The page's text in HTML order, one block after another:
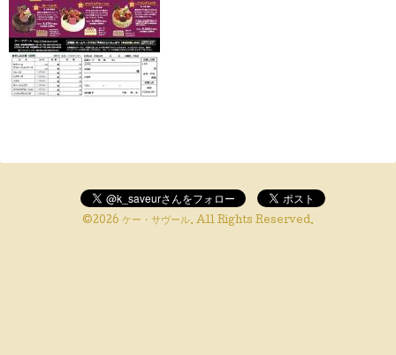
©2026 ケー・サヴール. All Rights Reserved.